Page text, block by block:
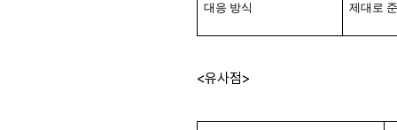
대응 방식 제대로
<유사점>